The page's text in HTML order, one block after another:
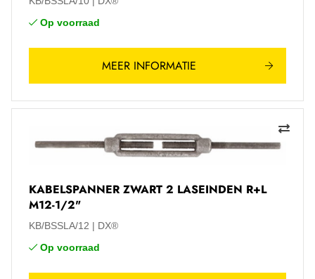
Op voorraad
MEER INFORMATIE
KABELSPANNER ZWART 2 LASEINDEN R+L
M12-1/2"
KB/BSSLA/12
DX®
Op voorraad